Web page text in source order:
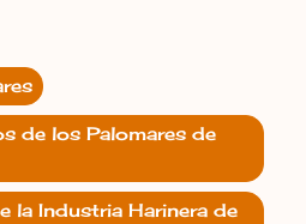
de los Palomares de
la Industria Harinera de